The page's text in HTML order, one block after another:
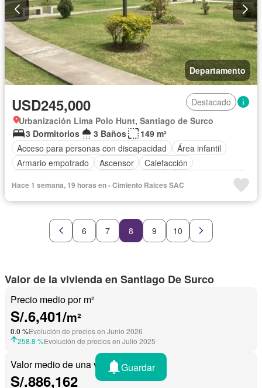
Departamento
USD245,000
Destacado
Urbanización Lima Polo Hunt, Santiago de Surco
3 Dormitorios
3 Baños
149 m²
Acceso para personas con discapacidad
Área infantil
Armario empotrado
Ascensor
Calefacción
Cuarto de servicio
Cochera
Gimnasio Internet Jardín Patio
Seguridad
Terraza
Hace 1 semana, 19 horas en - Cimiento Raices SAC
6 7 8 9 10
Valor de la vivienda en Santiago De Surco
Precio medio por m²
S/.6,401/m²
0.0 %Evolución de precios en Junio 2026
258.8 %Evolución de precios en Julio 2025
Valor medio de una vivienda
S/.886,162
Guardar